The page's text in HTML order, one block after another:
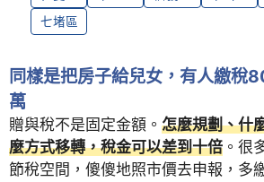
七堵區
同樣是把房子給兒女，有人繳稅
萬
贈與稅不是固定金額。 怎麼規劃、什
麼方式移轉，稅金可以差到十倍 。很
節稅空間，傻傻地照市價去申報，多